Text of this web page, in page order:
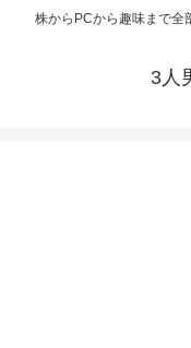
株からPCから趣味まで全
3人